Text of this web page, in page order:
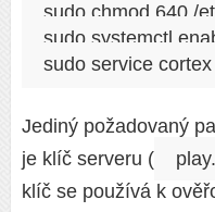
sudo chmod 640 /
sudo systemctl
Jediný požadovaný
je klíč serveru (
klíč se používá k